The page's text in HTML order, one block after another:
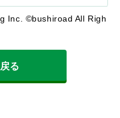
Inc. ©bushiroad All Righ
る